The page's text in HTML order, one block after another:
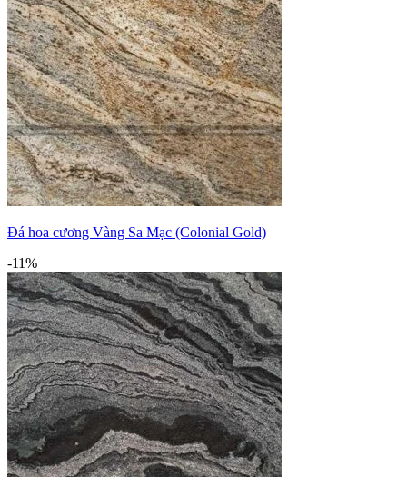
Đá hoa cương Vàng Sa Mạc (Colonial Gold)
-11%